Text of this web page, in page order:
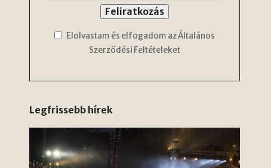
Elolvastam és elfogadom az Általános
Szerződési Feltételeket
Legfrissebb hírek